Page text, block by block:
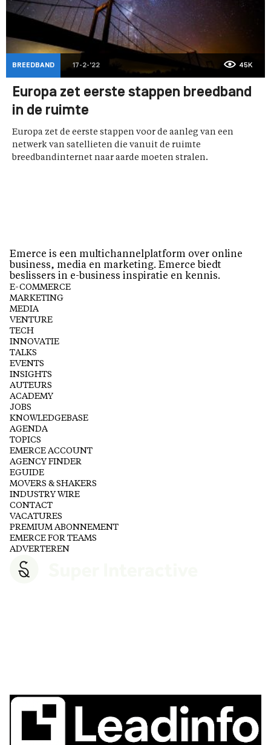
BREEDBAND 17-2-'22 45K
Europa zet eerste stappen breedband
in de ruimte
Europa zet de eerste stappen voor de aanleg van een
netwerk van satellieten die vanuit de ruimte
breedbandinternet naar aarde moeten stralen.
Emerce is een multichannelplatform over online
business, media en marketing. Emerce biedt
beslissers in e-business inspiratie en kennis.
E-COMMERCE
MARKETING
MEDIA
VENTURE
TECH
INNOVATIE
TALKS
EVENTS
INSIGHTS
AUTEURS
ACADEMY
JOBS
KNOWLEDGEBASE
AGENDA
TOPICS
EMERCE ACCOUNT
AGENCY FINDER
EGUIDE
MOVERS & SHAKERS
INDUSTRY WIRE
CONTACT
VACATURES
PREMIUM ABONNEMENT
EMERCE FOR TEAMS
ADVERTEREN